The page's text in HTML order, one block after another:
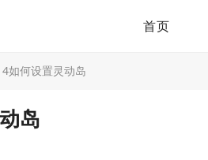
首页
如何设置灵动岛
岛